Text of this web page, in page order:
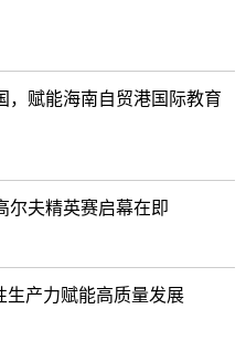
，赋能海南自贸港国际教育
尔夫精英赛启幕在即
生产力赋能高质量发展